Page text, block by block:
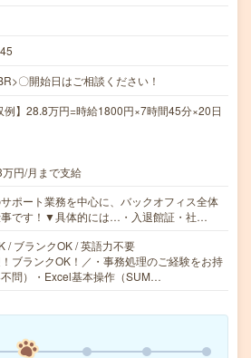
〇開始日はご相談ください！
例】28.8万円=時給1800円×7時間45分×20日
円/月まで支給
ポート業務を中心に、バックオフィス全体
事です！▼具体的には…・入退館証・社…
/ ブランクOK / 英語力不要
ブランクOK！／・事務処理のご経験をお持
問）・Excel基本操作（SUM…